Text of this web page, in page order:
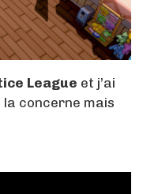
League et j’ai
concerne mais